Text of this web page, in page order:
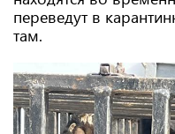
переведут в
там.